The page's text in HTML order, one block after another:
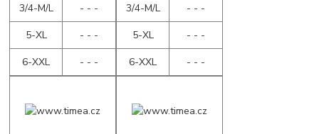
3/4-M/L
- - -
5-XL
- - -
6-XXL
- - -
3/4-M/L
- - -
5-XL
- - -
6-XXL
- - -